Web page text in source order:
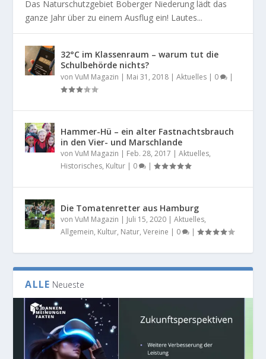
Das Naturschutzgebiet Boberger Niederung lädt das
ganze Jahr über zu einem Ausflug ein! Lautes...
32°C im Klassenraum – warum tut die
Schulbehörde nichts?
vonVuM Magazin | Mai 31, 2018 |Aktuelles | 0 |
Hammer-Hü – ein alter Fastnachtsbrauch
in den Vier- und Marschlande
vonVuM Magazin | Feb. 28, 2017 |Aktuelles,
Historisches, Kultur | 0 |
Die Tomatenretter aus Hamburg
vonVuM Magazin | Juli 15, 2020 |Aktuelles,
Allgemein, Kultur, Natur,Vereine | 0 |
ALLE Neueste